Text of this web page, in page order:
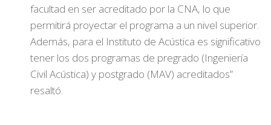
facultad en ser acreditado por la CNA, lo que
permitirá proyectar el programa a un nivel superior.
Además, para el Instituto de Acústica es significativo
tener los dos programas de pregrado (Ingeniería
Civil Acústica) y postgrado (MAV) acreditados”
resaltó.